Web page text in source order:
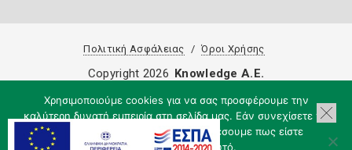
Πολιτική Ασφάλειας Όροι Χρήσης
Χρησιμοποιούμε cookies για να σας προσφέρουμε την
καλύτερη δυνατή εμπειρία στη σελίδα μας. Εάν συνεχίσετε να
χρησιμοποιείτε τη σελίδα, θα υποθέσουμε πως είστε
ικανοποιημένοι με αυτό.
Copyright 2026 Knowledge A.E.